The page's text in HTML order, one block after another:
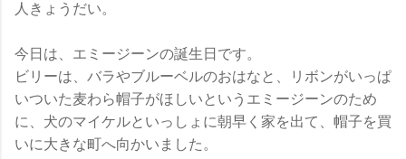
人きょうだい。
今日は、エミージーンの誕生日です。
ビリーは、バラやブルーベルのおはなと、リボンがいっぱ
いついた麦わら帽子がほしいというエミージーンのため
に、犬のマイケルといっしょに朝早く家を出て、帽子を買
いに大きな町へ向かいました。